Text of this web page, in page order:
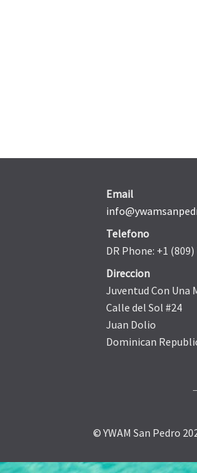
Email
Telefono
DR Phone: +1
Direccion
Juventud Con Una
Calle del Sol #24
Juan Dolio
Dominican
© YWAM San Pedro